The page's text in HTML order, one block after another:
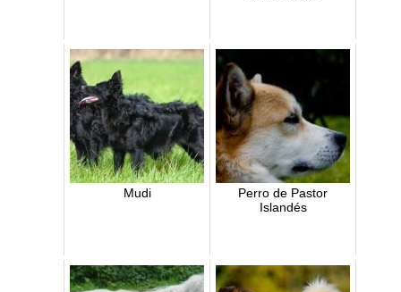
Mudi
Perro de Pastor
Islandés